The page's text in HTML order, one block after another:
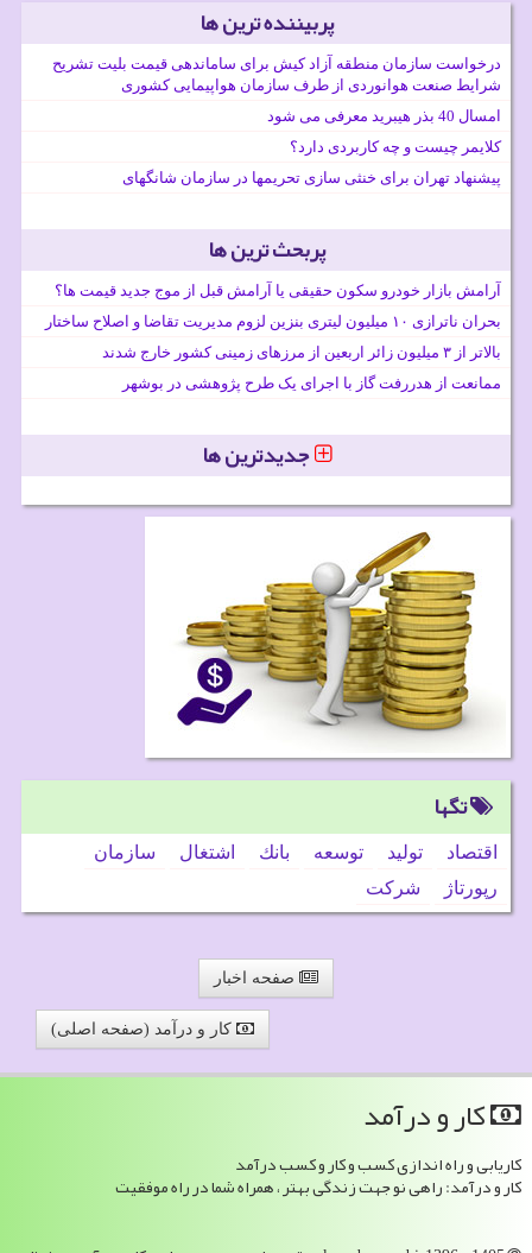
پربیننده ترین ها
درخواست سازمان منطقه آزاد کیش برای ساماندهی قیمت بلیت تشریح
شرایط صنعت هوانوردی از طرف سازمان هواپیمایی کشوری
امسال 40 بذر هیبرید معرفی می شود
کلایمر چیست و چه کاربردی دارد؟
پیشنهاد تهران برای خنثی سازی تحریمها در سازمان شانگهای
پربحث ترین ها
آرامش بازار خودرو سکون حقیقی یا آرامش قبل از موج جدید قیمت ها؟
بحران ناترازی ۱۰ میلیون لیتری بنزین لزوم مدیریت تقاضا و اصلاح ساختار
بالاتر از ۳ میلیون زائر اربعین از مرزهای زمینی کشور خارج شدند
ممانعت از هدررفت گاز با اجرای یک طرح پژوهشی در بوشهر
جدیدترین ها
تگها
اقتصاد تولید توسعه بانك اشتغال
سازمان
رپورتاژ
شركت
صفحه اخبار
کار و درآمد (صفحه اصلی)
كار و درآمد
کاریابی و راه اندازی کسب و کار و کسب درآمد
کار و درآمد: راهی نو جهت زندگی بهتر ، همراه شما در راه موفقیت